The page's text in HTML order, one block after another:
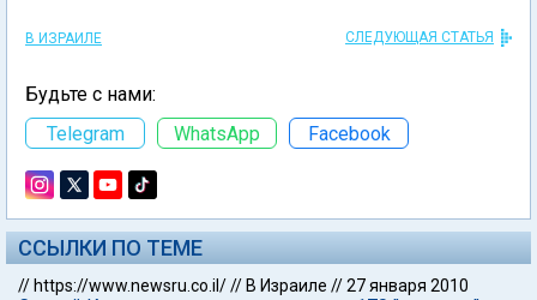
В ИЗРАИЛЕ СЛЕДУЮЩАЯ СТАТЬЯ
Будьте с нами:
Telegram
WhatsApp Facebook
ССЫЛКИ ПО ТЕМЕ
// https://www.newsru.co.il/// В Израиле //27 января 2010